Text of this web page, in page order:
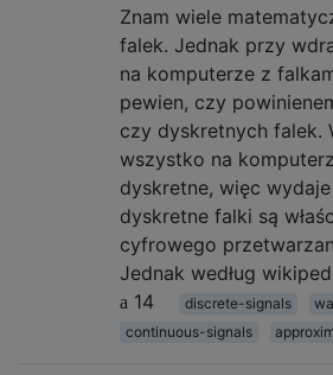
Znam wiele
falek. Jednak przy
na komputerze z
pewien, czy
czy dyskretnych falek.
wszystko na
dyskretne, więc
dyskretne falki są
cyfrowego
Jednak według
14
discrete-signals
continuous-signals